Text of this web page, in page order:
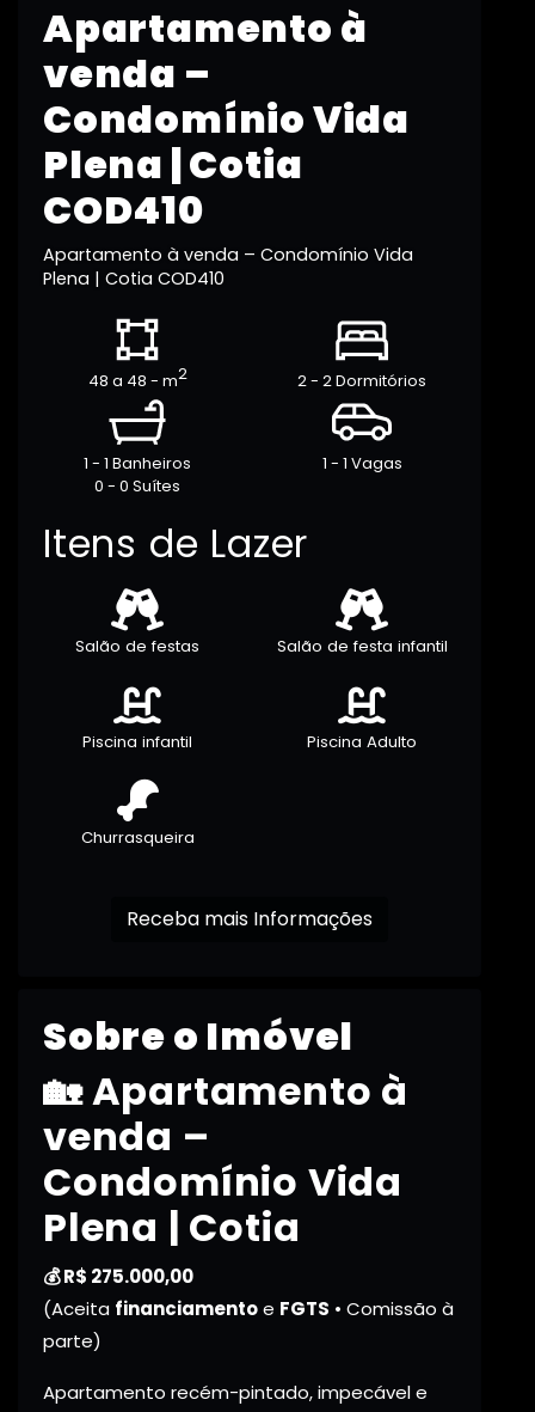
Apartamento à
venda –
Condomínio Vida
Plena | Cotia
COD410
Apartamento à venda – Condomínio Vida
Plena | Cotia COD410
48 a 48 - m2 2 - 2 Dormitórios
1 - 1 Banheiros
0 - 0 Suítes
1 - 1 Vagas
Itens de Lazer
Salão de festas Salão de festa infantil
Piscina infantil Piscina Adulto
Churrasqueira
Receba mais Informações
Sobre o Imóvel
🏡 Apartamento à
venda –
Condomínio Vida
Plena | Cotia
💰 R$ 275.000,00
(Aceita financiamentoe FGTS • Comissão à
parte)
Apartamento recém-pintado, impecável e